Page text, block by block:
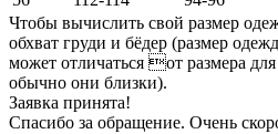
Чтобы вычислить свой размер
обхват груди и бёдер (размер
может отличаться от размера
обычно они близки).
Заявка принята!
Спасибо за обращение. Очень